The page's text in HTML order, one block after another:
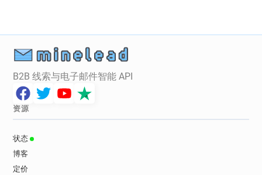
B2B 线索与电子邮件智能 API
资源
状态
博客
定价